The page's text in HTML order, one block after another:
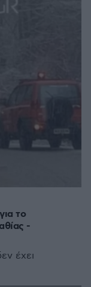
το
-
έχει